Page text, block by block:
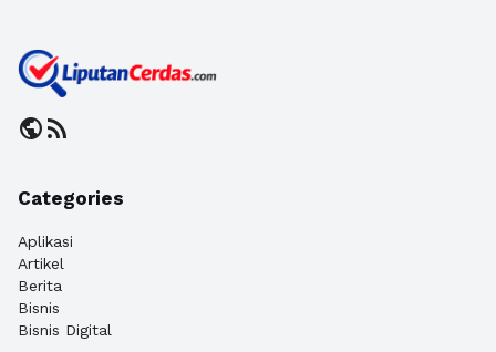
publicrss_feed
Categories
Aplikasi
Artikel
Berita
Bisnis
Bisnis Digital